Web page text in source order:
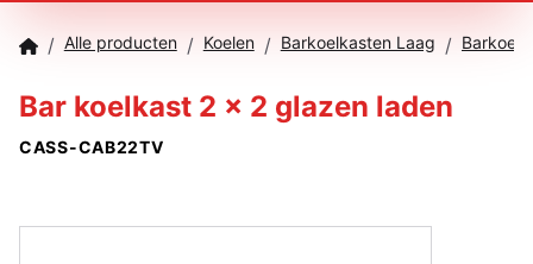
OVER ONS
MERKEN
/ Alle producten / Koelen / Barkoelkasten Laag /
Bar koelkast 2 x 2 glazen laden
CASS-CAB22TV